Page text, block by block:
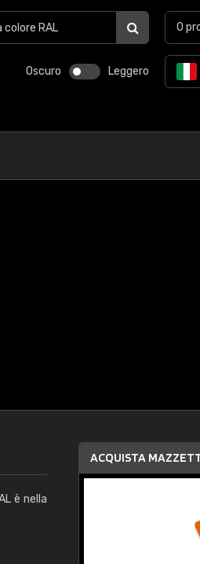
Oscuro Leggero
0
è nella
ACQUISTA